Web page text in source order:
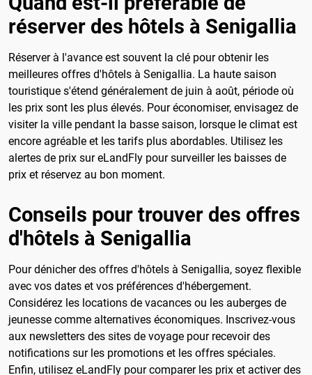
réserver des hôtels à Senigallia
Réserver à l'avance est souvent la clé pour obtenir les
meilleures offres d'hôtels à Senigallia. La haute saison
touristique s'étend généralement de juin à août, période où
les prix sont les plus élevés. Pour économiser, envisagez de
visiter la ville pendant la basse saison, lorsque le climat est
encore agréable et les tarifs plus abordables. Utilisez les
alertes de prix sur eLandFly pour surveiller les baisses de
prix et réservez au bon moment.
Conseils pour trouver des offres
d'hôtels à Senigallia
Pour dénicher des offres d'hôtels à Senigallia, soyez flexible
avec vos dates et vos préférences d'hébergement.
Considérez les locations de vacances ou les auberges de
jeunesse comme alternatives économiques. Inscrivez-vous
aux newsletters des sites de voyage pour recevoir des
notifications sur les promotions et les offres spéciales.
Enfin, utilisez eLandFly pour comparer les prix et activer des